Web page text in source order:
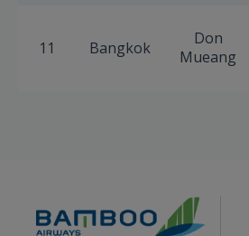
11 Bangkok
Don
Mueang